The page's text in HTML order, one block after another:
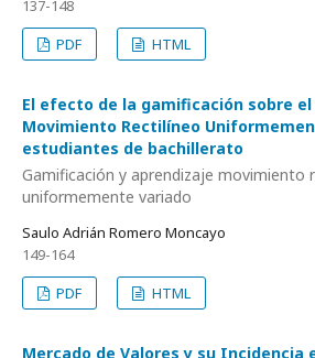
137-148
PDF
HTML
El efecto de la gamificación sobre
Movimiento Rectilíneo
estudiantes de bachillerato
Gamificación y aprendizaje movimiento
uniformemente variado
Saulo Adrián Romero Moncayo
149-164
PDF
HTML
Mercado de Valores y su Incidencia